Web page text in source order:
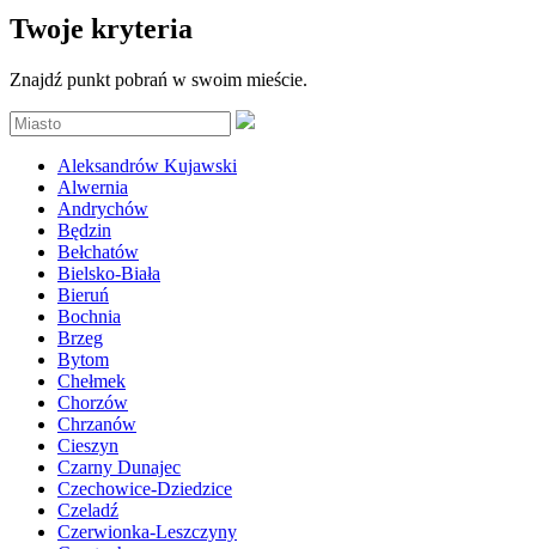
Twoje kryteria
Znajdź punkt pobrań w swoim mieście.
Aleksandrów Kujawski
Alwernia
Andrychów
Będzin
Bełchatów
Bielsko-Biała
Bieruń
Bochnia
Brzeg
Bytom
Chełmek
Chorzów
Chrzanów
Cieszyn
Czarny Dunajec
Czechowice-Dziedzice
Czeladź
Czerwionka-Leszczyny